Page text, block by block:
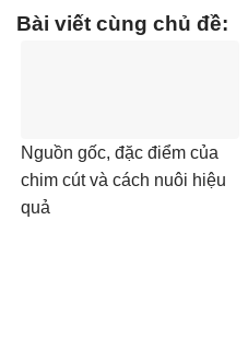
Bài viết cùng chủ đề:
Nguồn gốc, đặc điểm của
chim cút và cách nuôi hiệu
quả